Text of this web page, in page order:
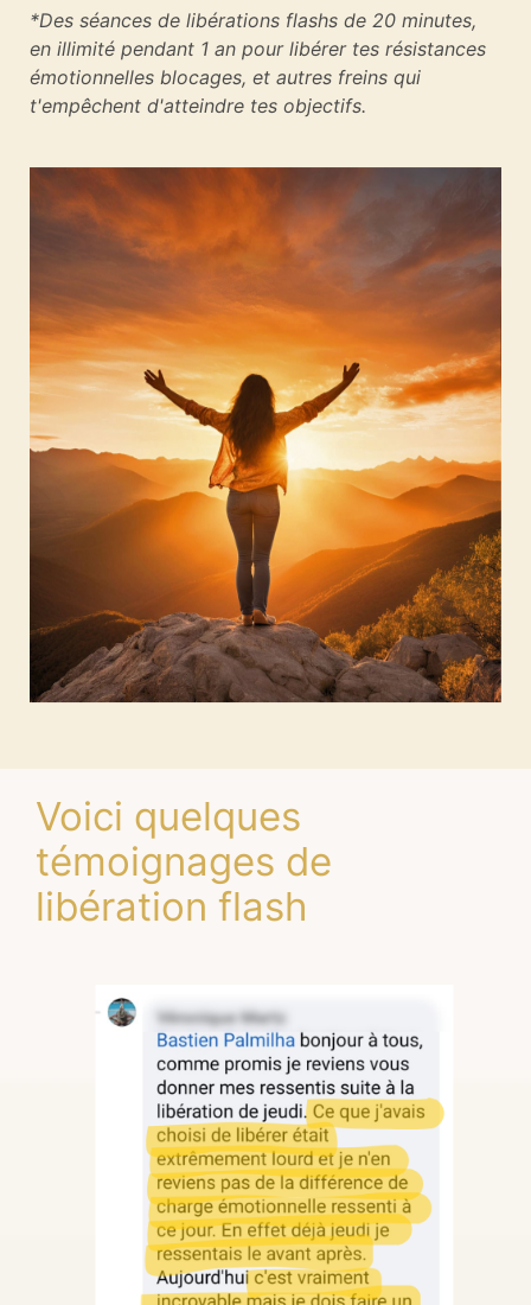
*Des séances de libérations flashs de 20 minutes,
en illimité pendant 1 an pour libérer tes résistances
émotionnelles blocages, et autres freins qui
t'empêchent d'atteindre tes objectifs.
Voici quelques
témoignages de
libération flash